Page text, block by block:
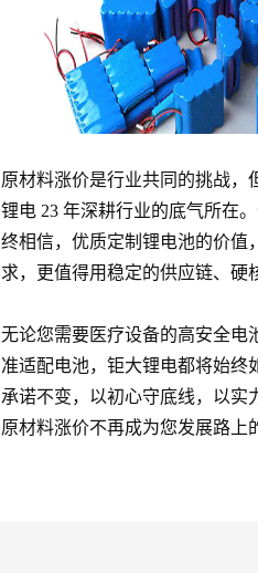
原材料涨价是行业共同的挑战，
锂电 23 年深耕行业的底气所在
终相信，优质定制锂电池的价值
求，更值得用稳定的供应链、硬
无论您需要医疗设备的高安全电
准适配电池，钜大锂电都将始
承诺不变，以初心守底线，以实
原材料涨价不再成为您发展路上